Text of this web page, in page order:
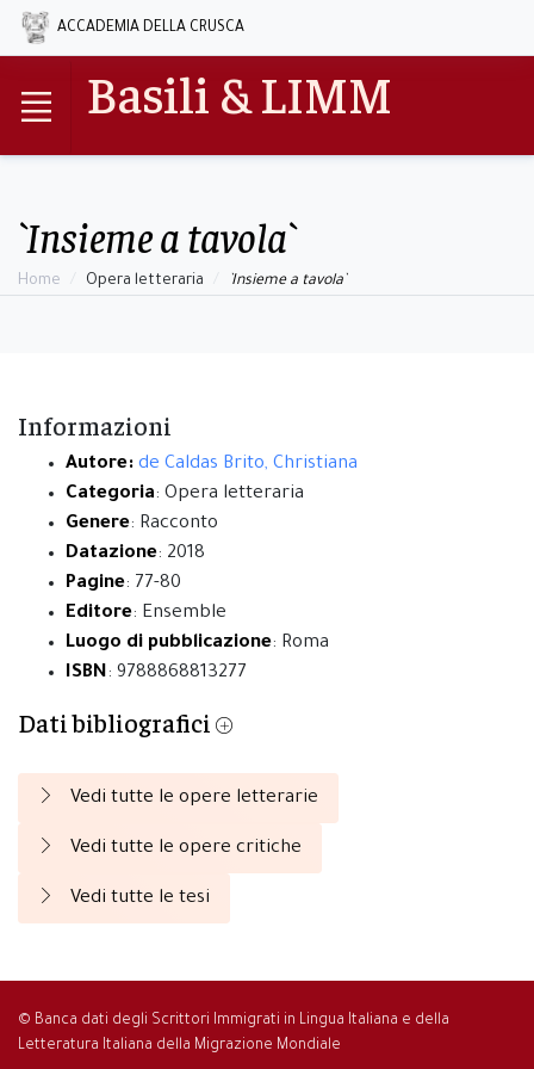
ACCADEMIA DELLA CRUSCA
Basili & LIMM
`Insieme a tavola`
Home Opera letteraria `Insieme a tavola`
Informazioni
Autore: de Caldas Brito, Christiana
Categoria: Opera letteraria
Genere: Racconto
Datazione: 2018
Pagine: 77-80
Editore: Ensemble
Luogo di pubblicazione: Roma
ISBN: 9788868813277
Dati bibliografici
Vedi tutte le opere letterarie
Vedi tutte le opere critiche
Vedi tutte le tesi
© Banca dati degli Scrittori Immigrati in Lingua Italiana e della
Letteratura Italiana della Migrazione Mondiale